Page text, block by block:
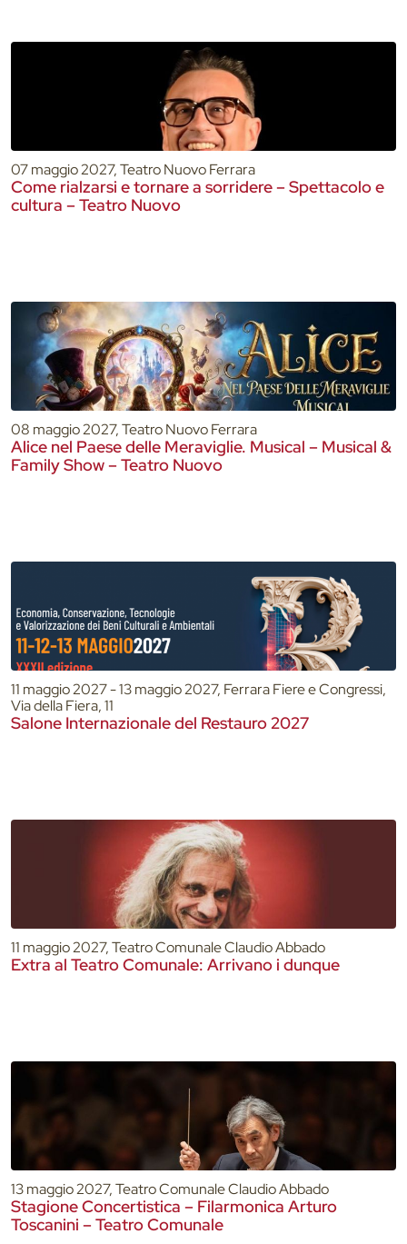
07 maggio 2027, Teatro Nuovo Ferrara
Come rialzarsi e tornare a sorridere – Spettacolo e
cultura – Teatro Nuovo
08 maggio 2027, Teatro Nuovo Ferrara
Alice nel Paese delle Meraviglie. Musical – Musical &
Family Show – Teatro Nuovo
11 maggio 2027 - 13 maggio 2027, Ferrara Fiere e Congressi,
Via della Fiera, 11
Salone Internazionale del Restauro 2027
11 maggio 2027, Teatro Comunale Claudio Abbado
Extra al Teatro Comunale: Arrivano i dunque
13 maggio 2027, Teatro Comunale Claudio Abbado
Stagione Concertistica – Filarmonica Arturo
Toscanini – Teatro Comunale